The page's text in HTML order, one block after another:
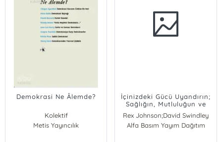
Demokrasi Ne Âlemde?
Kolektif
Metis Yayıncılık
İçinizdeki Gücü Uyandırın;
Sağlığın, Mutluluğun ve
Başarının Sırrını Keşfedin
Rex Johnson;David Swindley
Rex Johnson
Alfa Basım Yayım Dağıtım